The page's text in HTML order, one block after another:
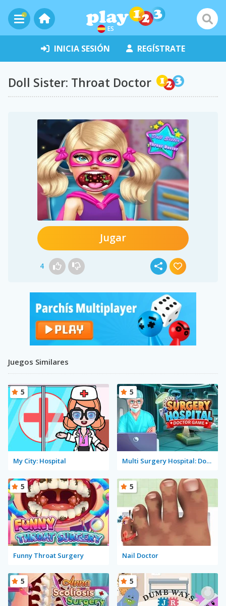
ES
INICIA SESIÓN REGÍSTRATE
Doll Sister: Throat Doctor
Jugar
4
Juegos Similares
My City: Hospital
5
Multi Surgery Hospital: Doctor Game
5
Funny Throat Surgery
5
Nail Doctor
5
5 5